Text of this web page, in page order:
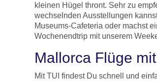
kleinen Hügel thront. Sehr zu
wechselnden Ausstellungen
Museums-Cafeteria oder machst
Wochenendtrip mit unserem
Mallorca Flüge
Mit TUI findest Du schnell und